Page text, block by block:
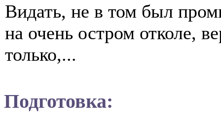
Видать, не в том был
на очень остром отколе,
только,...
Подготовка: